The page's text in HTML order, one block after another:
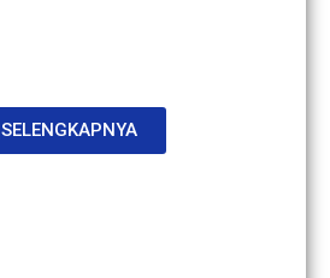
SELENGKAPNYA